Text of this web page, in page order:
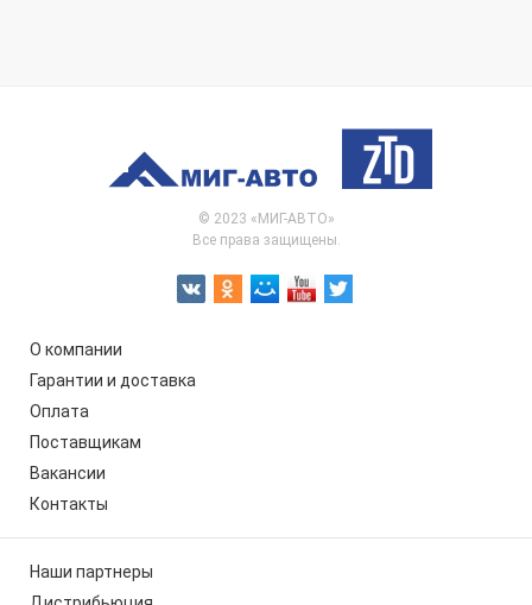
© 2023 «МИГ-АВТО»
Все права защищены.
О компании
Гарантии и доставка
Оплата
Поставщикам
Вакансии
Контакты
Наши партнеры